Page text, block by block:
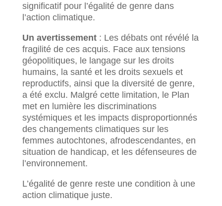
significatif pour l’égalité de genre dans
l’action climatique.
Un avertissement: Les débats ont révélé la
fragilité de ces acquis. Face aux tensions
géopolitiques, le langage sur les droits
humains, la santé et les droits sexuels et
reproductifs, ainsi que la diversité de genre,
a été exclu. Malgré cette limitation, le Plan
met en lumière les discriminations
systémiques et les impacts disproportionnés
des changements climatiques sur les
femmes autochtones, afrodescendantes, en
situation de handicap, et les défenseures de
l’environnement.
L’égalité de genre reste une condition à une
action climatique juste.